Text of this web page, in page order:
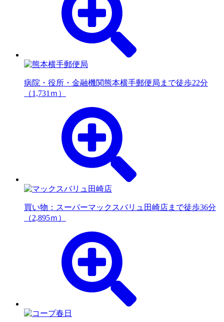
病院・役所・金融機関熊本横手郵便局まで徒歩22分
（1,731ｍ）
買い物：スーパーマックスバリュ田崎店まで徒歩36分
（2,895ｍ）